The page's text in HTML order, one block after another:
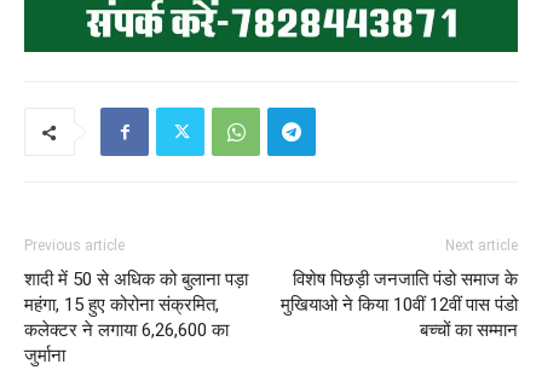
Previous article
शादी में 50 से अधिक को बुलाना पड़ा
महंगा, 15 हुए कोरोना संक्रमित,
कलेक्टर ने लगाया 6,26,600 का
जुर्माना
Next article
विशेष पिछड़ी जनजाति पंडो समाज के
मुखियाओ ने किया 10वीं 12वीं पास पंडो
बच्चों का सम्मान